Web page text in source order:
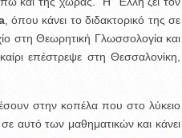
, όπου κάνει το διδακτορικό της σε
στη Θεωρητική Γλωσσολογία και
επέστρεψε στη Θεσσαλονίκη,
στην κοπέλα που στο λύκειο
αυτό των μαθηματικών και κάνει